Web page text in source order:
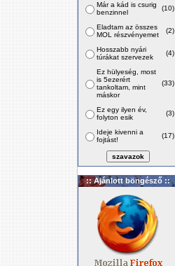
Már a kád is csurig
benzinnel
(10)
Eladtam az összes
MOL részvényemet
(2)
Hosszabb nyári
túrákat szervezek
(4)
Ez hülyeség, most
is 5ezerért
tankoltam, mint
máskor
(33)
Ez egy ilyen év,
folyton esik
(3)
Ideje kivenni a
fojtást!
(17)
:: Ajánlott böngésző ::